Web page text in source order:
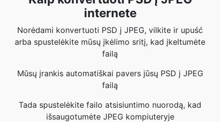
internete
Norėdami konvertuoti PSD į JPEG, vilkite ir upuść
arba spustelėkite mūsų įkėlimo sritį, kad įkeltumėte
failą
Mūsų įrankis automatiškai pavers jūsų PSD į JPEG
failą
Tada spustelėkite failo atsisiuntimo nuorodą, kad
išsaugotumėte JPEG kompiuteryje